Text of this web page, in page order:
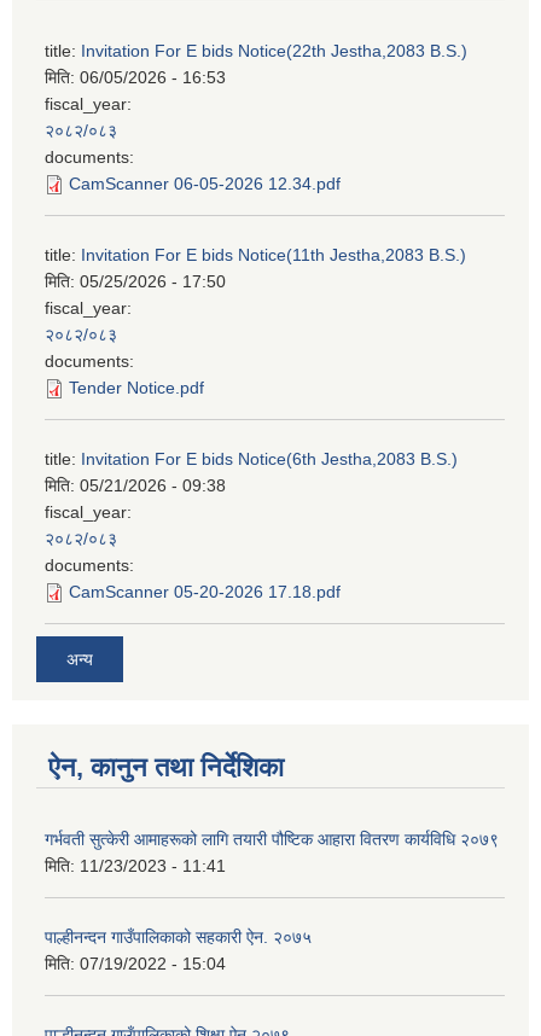
title: Invitation For E bids Notice(22th Jestha,2083 B.S.)
मिति: 06/05/2026 - 16:53
fiscal_year:
२०८२/०८३
documents:
CamScanner 06-05-2026 12.34.pdf
title: Invitation For E bids Notice(11th Jestha,2083 B.S.)
मिति: 05/25/2026 - 17:50
fiscal_year:
२०८२/०८३
documents:
Tender Notice.pdf
title: Invitation For E bids Notice(6th Jestha,2083 B.S.)
मिति: 05/21/2026 - 09:38
fiscal_year:
२०८२/०८३
documents:
CamScanner 05-20-2026 17.18.pdf
अन्य
ऐन, कानुन तथा निर्देशिका
गर्भवती सुत्केरी आमाहरूको लागि तयारी पौष्टिक आहारा वितरण कार्यविधि २०७९
मिति: 11/23/2023 - 11:41
पाल्हीनन्दन गाउँपालिकाको सहकारी ऐन. २०७५
मिति: 07/19/2022 - 15:04